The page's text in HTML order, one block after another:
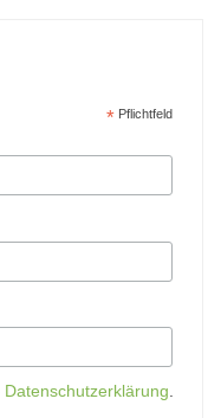
*Pflichtfeld
Datenschutzerklärung